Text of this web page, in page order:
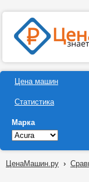
Цена машин
Статистика
Марка
ЦенаМашин.ру ›